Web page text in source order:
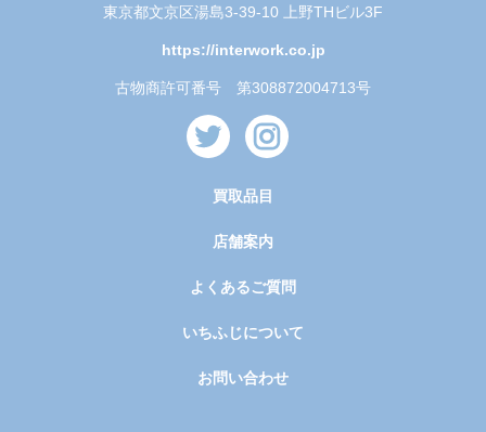
東京都文京区湯島3-39-10 上野THビル3F
https://interwork.co.jp
古物商許可番号 第308872004713号
買取品目
店舗案内
よくあるご質問
いちふじについて
お問い合わせ